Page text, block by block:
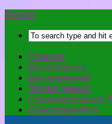
Верняк
Главная
На телефоне
Без вложений
Легкие деньги
Предупреждение
Присоединяйся